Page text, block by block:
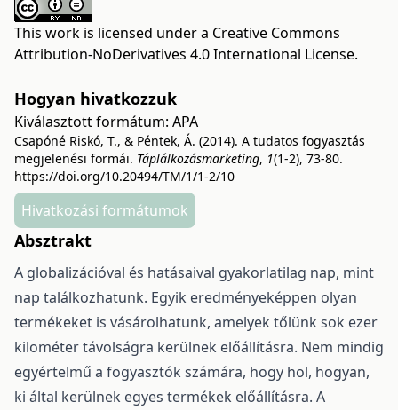
This work is licensed under a Creative Commons
Attribution-NoDerivatives 4.0 International License.
Hogyan hivatkozzuk
Kiválasztott formátum: APA
Csapóné Riskó, T., & Péntek, Á. (2014). A tudatos fogyasztás
megjelenési formái. Táplálkozásmarketing, 1(1-2), 73-80.
https://doi.org/10.20494/TM/1/1-2/10
Hivatkozási formátumok
Absztrakt
A globalizációval és hatásaival gyakorlatilag nap, mint
nap találkozhatunk. Egyik eredményeképpen olyan
termékeket is vásárolhatunk, amelyek tőlünk sok ezer
kilométer távolságra kerülnek előállításra. Nem mindig
egyértelmű a fogyasztók számára, hogy hol, hogyan,
ki által kerülnek egyes termékek előállításra. A